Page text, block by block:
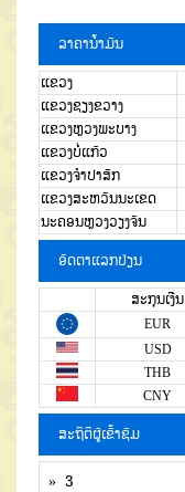
ລາຄານໍ້າມັນ
ແຂວງ
ແຂວງຊຽງຂວາງ
ແຂວງຫຼວງພະບາງ
ແຂວງບໍ່ແກ້ວ
ແຂວງຈໍາປາສັກ
ແຂວງສະຫວັນນະເຂດ
ນະຄອນຫຼວງວຽງຈັນ
ອັດຕາແລກປ່ຽນ
ສະກຸນເງີນ
EUR
USD
THB
CNY
ສະຖິຕິຜູ້ເຂົ້າຊົມ
» 3